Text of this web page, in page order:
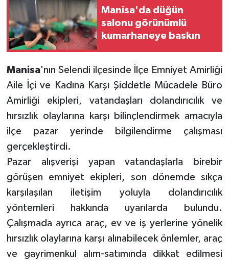
Manisa'da düğün
salonu görünümlü
kumarhaneye baskın
Manisa'nın Selendi ilçesinde İlçe Emniyet Amirliği
Aile İçi ve Kadına Karşı Şiddetle Mücadele Büro
Amirliği ekipleri, vatandaşları dolandırıcılık ve
hırsızlık olaylarına karşı bilinçlendirmek amacıyla
ilçe pazar yerinde bilgilendirme çalışması
gerçekleştirdi.
Pazar alışverişi yapan vatandaşlarla birebir
görüşen emniyet ekipleri, son dönemde sıkça
karşılaşılan iletişim yoluyla dolandırıcılık
yöntemleri hakkında uyarılarda bulundu.
Çalışmada ayrıca araç, ev ve iş yerlerine yönelik
hırsızlık olaylarına karşı alınabilecek önlemler, araç
ve gayrimenkul alım-satımında dikkat edilmesi